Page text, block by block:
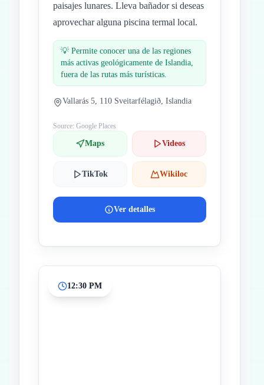
paisajes lunares. Lleva bañador si deseas
aprovechar alguna piscina termal local.
💡 Permite conocer una de las regiones
más activas geológicamente de Islandia,
fuera de las rutas más turísticas.
Vallarás 5, 110 Sveitarfélagið, Islandia
Source: Google Places
Maps Videos
TikTok Wikiloc
Ver detalles
12:30 PM